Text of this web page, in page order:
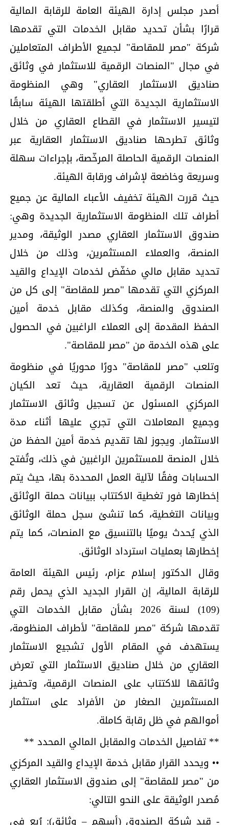
أصدر مجلس إدارة الهيئة العامة للرقابة المالية
قرارًا بشأن تحديد مقابل الخدمات التي تقدمها
شركة "مصر للمقاصة" لجميع الأطراف المتعاملين
في مجال "المنصات الرقمية للاستثمار في وثائق
صناديق الاستثمار العقاري" وهي المنظومة
الاستثمارية الجديدة التي أطلقتها الهيئة سابقًا
لتيسير الاستثمار في القطاع العقاري من خلال
وثائق تطرحها صناديق الاستثمار العقارية عبر
المنصات الرقمية الحاصلة المرخّصة، بإجراءات سهلة
وسريعة وخاضعة لإشراف ورقابة الهيئة.
حيث قررت الهيئة تخفيف الأعباء المالية عن جميع
أطراف تلك المنظومة الاستثمارية الجديدة وهي:
صندوق الاستثمار العقاري مصدر الوثيقة، ومدير
المنصة، والعملاء المستثمرين، وذلك من خلال
تحديد مقابل مالي مخفّض لخدمات الإيداع والقيد
المركزي التي تقدمها "مصر للمقاصة" إلى كل من
الصندوق والمنصة، وكذلك مقابل خدمة أمين
الحفظ المقدمة إلى العملاء الراغبين في الحصول
على هذه الخدمة من "مصر للمقاصة".
وتلعب "مصر للمقاصة" دورًا محوريًا في منظومة
المنصات الرقمية العقارية، حيث تعد الكيان
المركزي المسئول عن تسجيل وثائق الاستثمار
وجميع المعاملات التي تجري عليها أثناء مدة
الاستثمار. ويجوز لها تقديم خدمة أمين الحفظ من
خلال المنصة للمستثمرين الراغبين في ذلك، وتُفتح
الحسابات وفقًا لآلية العمل المحددة بها، حيث يتم
إخطارها فور تغطية الاكتتاب ببيانات حملة الوثائق
وبيانات التغطية، كما تنشئ سجل حملة الوثائق
الذي يُحدث يوميًا بالتنسيق مع المنصات، كما يتم
إخطارها بعمليات استرداد الوثائق.
وقال الدكتور إسلام عزام، رئيس الهيئة العامة
للرقابة المالية، إن القرار الجديد الذي يحمل رقم
(109) لسنة 2026 بشأن مقابل الخدمات التي
تقدمها شركة "مصر للمقاصة" لأطراف المنظومة،
يستهدف في المقام الأول تشجيع الاستثمار
العقاري من خلال صناديق الاستثمار التي تعرض
وثائقها للاكتتاب على المنصات الرقمية، وتحفيز
المستثمرين الصغار من الأفراد على استثمار
أموالهم في ظل رقابة كاملة.
** تفاصيل الخدمات والمقابل المالي المحدد **
•• ويحدد القرار مقابل خدمة الإيداع والقيد المركزي
من "مصر للمقاصة" إلى صندوق الاستثمار العقاري
مُصدر الوثيقة على النحو التالي:
- قيد شركة الصندوق (أسهم – وثائق): رُبع في